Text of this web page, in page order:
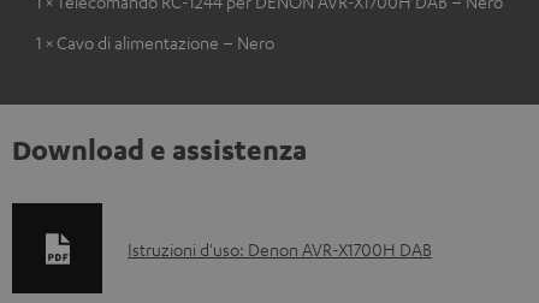
1 × Cavo di alimentazione – Nero
Download e assistenza
D
Istruzioni d'uso: Denon AVR-X1700H DAB